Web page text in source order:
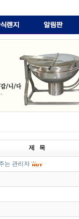
제 목
는 관리자